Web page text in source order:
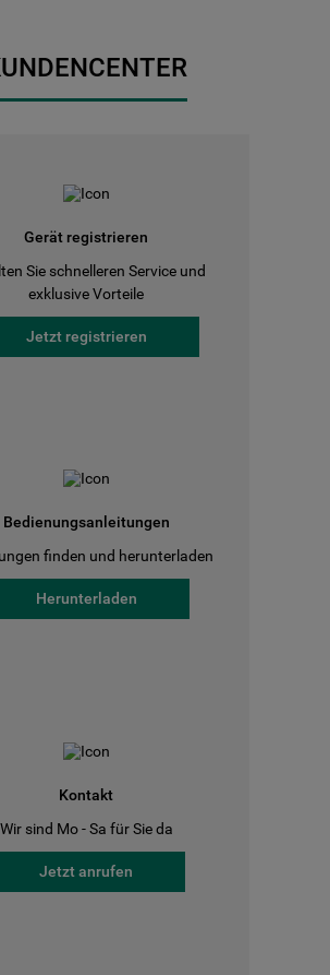
Gerät registrieren
Sie schnelleren Service und
exklusive Vorteile
Jetzt registrieren
Bedienungsanleitungen
finden und herunterladen
Herunterladen
Kontakt
Wir sind Mo - Sa für Sie da
Jetzt anrufen